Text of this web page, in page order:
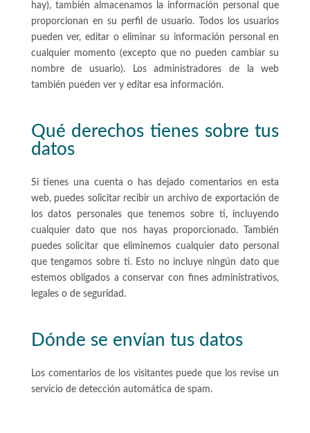
hay), también almacenamos la información personal que
proporcionan en su perfil de usuario. Todos los usuarios
pueden ver, editar o eliminar su información personal en
cualquier momento (excepto que no pueden cambiar su
nombre de usuario). Los administradores de la web
también pueden ver y editar esa información.
Qué derechos tienes sobre tus
datos
Si tienes una cuenta o has dejado comentarios en esta
web, puedes solicitar recibir un archivo de exportación de
los datos personales que tenemos sobre ti, incluyendo
cualquier dato que nos hayas proporcionado. También
puedes solicitar que eliminemos cualquier dato personal
que tengamos sobre ti. Esto no incluye ningún dato que
estemos obligados a conservar con fines administrativos,
legales o de seguridad.
Dónde se envían tus datos
Los comentarios de los visitantes puede que los revise un
servicio de detección automática de spam.